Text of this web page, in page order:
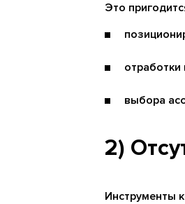
Это
отработки
выбора
2)
Инструменты